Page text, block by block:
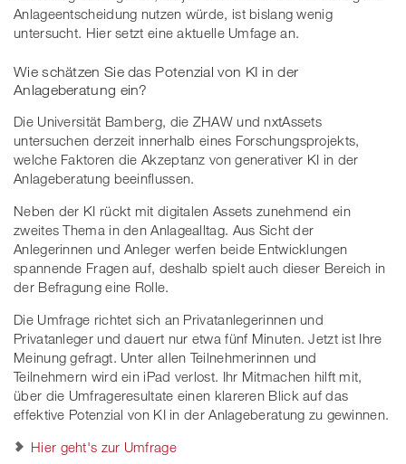
Anlageentscheidung nutzen würde, ist bislang wenig
untersucht. Hier setzt eine aktuelle Umfage an.
Wie schätzen Sie das Potenzial von KI in der
Anlageberatung ein?
Die Universität Bamberg, die ZHAW und nxtAssets
untersuchen derzeit innerhalb eines Forschungsprojekts,
welche Faktoren die Akzeptanz von generativer KI in der
Anlageberatung beeinflussen.
Neben der KI rückt mit digitalen Assets zunehmend ein
zweites Thema in den Anlagealltag. Aus Sicht der
Anlegerinnen und Anleger werfen beide Entwicklungen
spannende Fragen auf, deshalb spielt auch dieser Bereich in
der Befragung eine Rolle.
Die Umfrage richtet sich an Privatanlegerinnen und
Privatanleger und dauert nur etwa fünf Minuten. Jetzt ist Ihre
Meinung gefragt. Unter allen Teilnehmerinnen und
Teilnehmern wird ein iPad verlost. Ihr Mitmachen hilft mit,
über die Umfrageresultate einen klareren Blick auf das
effektive Potenzial von KI in der Anlageberatung zu gewinnen.
Hier geht's zur Umfrage